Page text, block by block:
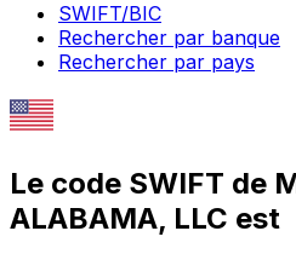
SWIFT/BIC
Rechercher par banque
Rechercher par pays
Le code SWIFT de
ALABAMA, LLC est